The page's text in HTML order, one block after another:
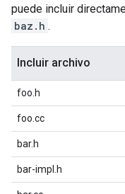
puede incluir
baz.h .
Incluir archivo
foo.h
foo.cc
bar.h
bar-impl.h